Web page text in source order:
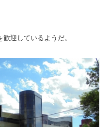
迎しているようだ。